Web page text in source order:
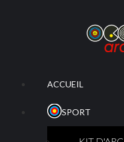
ACCUEIL
SPORT